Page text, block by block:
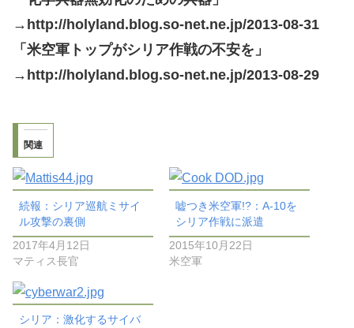
→http://holyland.blog.so-net.ne.jp/2013-08-31
「米空軍トップがシリア作戦の不安を」
→http://holyland.blog.so-net.ne.jp/2013-08-29
関連
続報：シリア巡航ミサイ
ル攻撃の裏側
2017年4月12日
マティス長官
嘘つき米空軍!?：A-10を
シリア作戦に派遣
2015年10月22日
米空軍
シリア：激化するサイバ